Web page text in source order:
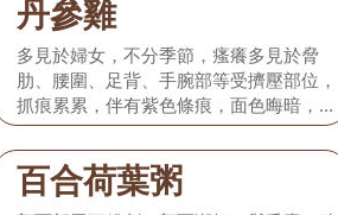
丹參雞
多見於婦女，不分季節，瘙癢多見於脅
肋、腰圍、足背、手腕部等受擠壓部位，
抓痕累累，伴有紫色條痕，面色晦暗，口
唇色紫，口幹不欲飲，舌質暗或有瘀點、
瘀斑。
百合荷葉粥